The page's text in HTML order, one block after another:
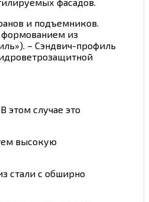
и подъемников.
формованием из
– Сэндвич-профиль
этом случае это
высокую
стали с обширно